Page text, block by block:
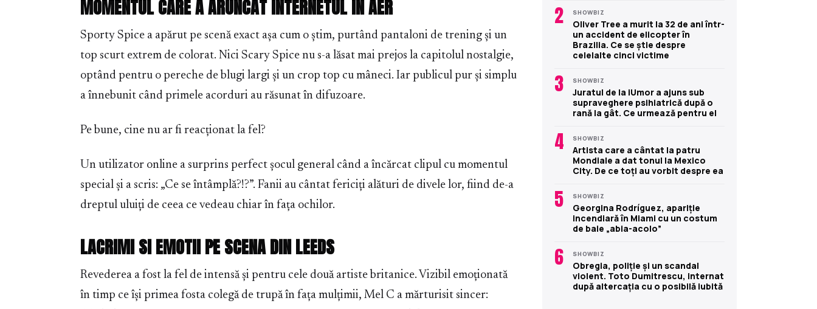
MOMENTUL CARE A ARUNCAT INTERNETUL IN AER
Sporty Spice a apărut pe scenă exact așa cum o știm, purtând pantaloni de trening și un
top scurt extrem de colorat. Nici Scary Spice nu s-a lăsat mai prejos la capitolul nostalgie,
optând pentru o pereche de blugi largi și un crop top cu mâneci. Iar publicul pur și simplu
a înnebunit când primele acorduri au răsunat în difuzoare.
Pe bune, cine nu ar fi reacționat la fel?
Un utilizator online a surprins perfect șocul general când a încărcat clipul cu momentul
special și a scris: „Ce se întâmplă?!?”. Fanii au cântat fericiți alături de divele lor, fiind de-a
dreptul uluiți de ceea ce vedeau chiar în fața ochilor.
LACRIMI SI EMOTII PE SCENA DIN LEEDS
Revederea a fost la fel de intensă și pentru cele două artiste britanice. Vizibil emoționată
în timp ce își primea fosta colegă de trupă în fața mulțimii, Mel C a mărturisit sincer:
2 SHOWBIZ
Oliver Tree a murit la 32 de ani într-
un accident de elicopter în
Brazilia. Ce se știe despre
celelalte cinci victime
3 SHOWBIZ
Juratul de la iUmor a ajuns sub
supraveghere psihiatrică după o
rană la gât. Ce urmează pentru el
4 SHOWBIZ
Artista care a cântat la patru
Mondiale a dat tonul la Mexico
City. De ce toți au vorbit despre ea
5 SHOWBIZ
Georgina Rodríguez, apariție
incendiară în Miami cu un costum
de baie „abia-acolo”
6 SHOWBIZ
Obregia, poliție și un scandal
violent. Toto Dumitrescu, internat
după altercația cu o posibilă iubită